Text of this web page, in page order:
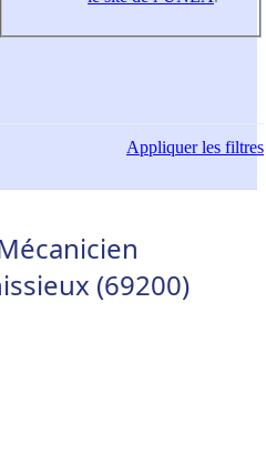
Appliquerles filtres
(69200)